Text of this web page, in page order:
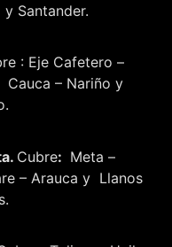
Santander.
: Eje Cafetero –
Cauca – Nariño y
Cubre: Meta –
– Arauca y Llanos